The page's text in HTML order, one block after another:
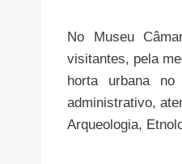
No Museu
visitantes, pela
horta urbana
administrativo,
Arqueologia,